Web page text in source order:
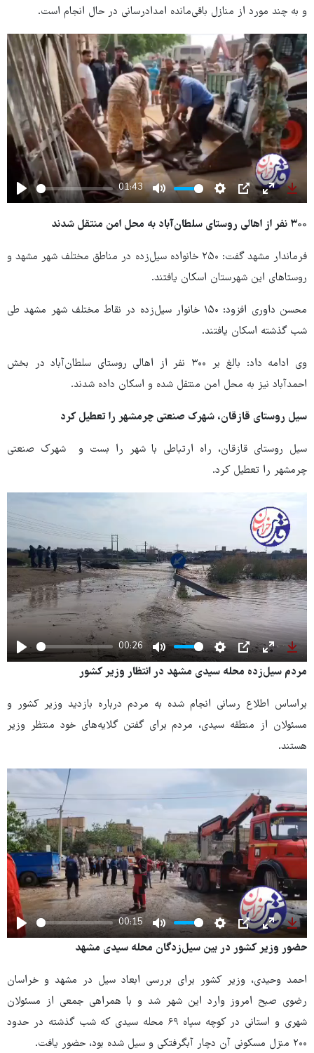
و به چند مورد از منازل باقی‌مانده امدادرسانی در حال انجام است.
Play
01:43
Mute Settings
PIP Enter
۳۰۰ نفر از اهالی روستای سلطان‌آباد به محل امن منتقل شدند
فرماندار مشهد گفت: ۲۵۰ خانواده سیل‌زده در مناطق مختلف شهر مشهد و
روستاهای این شهرستان اسکان یافتند.
محسن داوری افزود: ۱۵۰ خانوار سیل‌زده در نقاط مختلف شهر مشهد طی
شب گذشته اسکان یافتند.
وی ادامه داد: بالغ بر ۳۰۰ نفر از اهالی روستای سلطان‌آباد در بخش
احمدآباد نیز به محل امن منتقل شده و اسکان داده شدند.
سیل روستای قازقان، شهرک صنعتی چرمشهر را تعطیل کرد
سیل روستای قازقان، راه ارتباطی با شهر را بست و شهرک صنعتی
چرمشهر را تعطیل کرد.
Play
00:26
Mute Settings
PIP Enter
مردم سیل‌زده محله سیدی مشهد در انتظار وزیر کشور
براساس اطلاع رسانی انجام شده به مردم درباره بازدید وزیر کشور و
مسئولان از منطقه سیدی، مردم برای گفتن گلایه‌های خود منتظر وزیر
هستند.
Play
00:15
Mute Settings
PIP Enter
حضور وزیر کشور در بین سیل‌زدگان محله سیدی مشهد
احمد وحیدی، وزیر کشور برای بررسی ابعاد سیل در مشهد و خراسان
رضوی صبح امروز وارد این شهر شد و با همراهی جمعی از مسئولان
شهری و استانی در کوچه سپاه ۶۹ محله سیدی که شب گذشته در حدود
۲۰۰ منزل مسکونی آن دچار آبگرفتکی و سیل شده بود، حضور یافت.